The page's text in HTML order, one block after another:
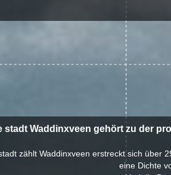
stadt Waddinxveen gehört zu der
zählt Waddinxveen erstreckt sich über
eine Dichte